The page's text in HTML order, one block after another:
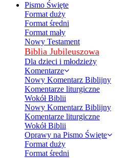
Pismo Święte
Format duży
Format średni
Format mały
Nowy Testament
Biblia Jubileuszowa
Dla dzieci i młodzieży
Komentarze
Nowy Komentarz Biblijny
Komentarze liturgiczne
Wokół Biblii
Nowy Komentarz Biblijny
Komentarze liturgiczne
Wokół Biblii
Oprawy na Pismo Święte
Format duży
Format średni